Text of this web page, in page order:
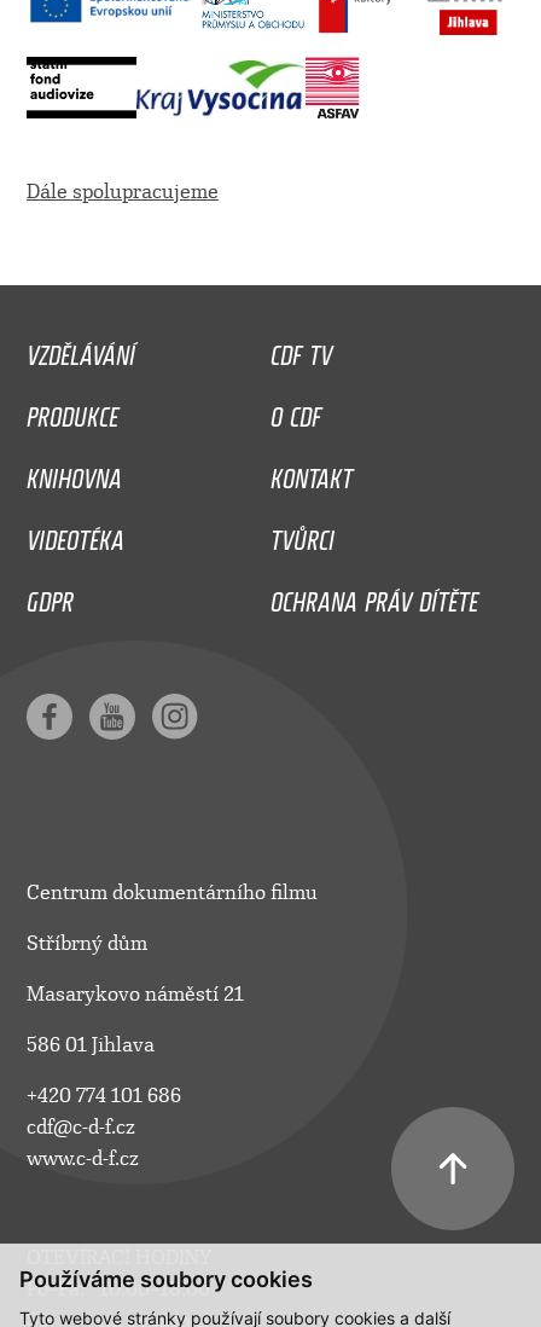
Používáme soubory cookies
Tyto webové stránky používají soubory cookies a další
Dále spolupracujeme
VZDĚLÁVÁNÍ
CDF TV
PRODUKCE
O CDF
KNIHOVNA
KONTAKT
VIDEOTÉKA
TVŮRCI
GDPR
OCHRANA PRÁV DÍTĚTE
Centrum dokumentárního filmu
Stříbrný dům
Masarykovo náměstí 21
586 01 Jihlava
+420 774 101 686
cdf@c-d-f.cz
www.c-d-f.cz
Po–Pá:
10.00–18.00
So:
na požádání